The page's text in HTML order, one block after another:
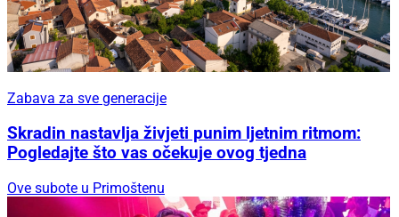
Zabava za sve generacije
Skradin nastavlja živjeti punim ljetnim ritmom:
Pogledajte što vas očekuje ovog tjedna
Ove subote u Primoštenu